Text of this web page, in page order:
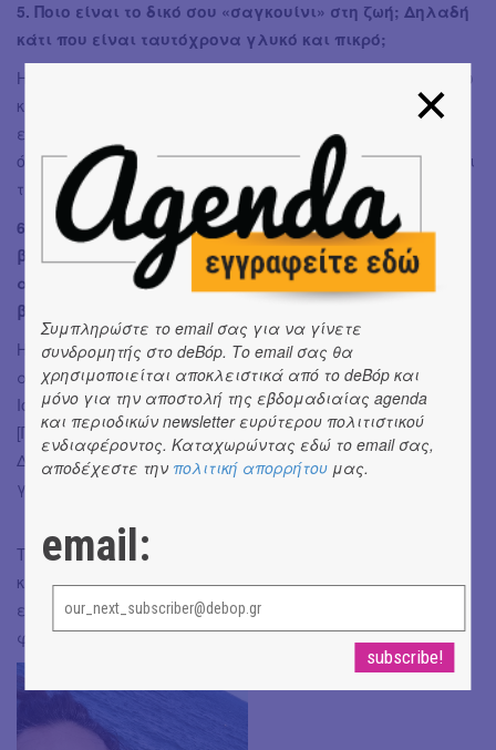
​5. Ποιο είναι το δικό σου «σαγκουίνι» στη ζωή; Δηλαδή
κάτι που είναι ταυτόχρονα γλυκό και πικρό;
​Η ίδια η καθημερινότητα! Το να προσπαθώ να ισορροπήσω
και να ανταπεξέλθω ανάμεσα στους ρόλους της
εργαζόμενης, της μητέρας, της φίλης, αλλά και στο
όνειρό μου και τον στόχο μου να προχωρήσω στο μονοπάτι
της συγγραφής.
6. Έχεις κάποιο πρόγραμμα παρουσιάσεων για το νέο
βιβλίο στα σκαριά; Πού θα σε συναντήσει το
αναγνωστικό κοινό και πώς μπορεί να προμηθευτεί το
βιβλίο σου;
​​Η επόμενη προγραμματισμένη συνάντηση με το
αναγνωστικό κοινό θα γίνει την ερχόμενη Πέμπτη 18
Ιουνίου στις 20:00, στον χώρο των Εκδόσεων Memento
[Πλούτωνος 33 στη Δάφνη, πλησίον μετρό Αγίου
Δημητρίου], όπου σας περιμένω με μεγάλη χαρά να
γνωριστούμε και να τα πούμε από κοντά!
Το «Ροζ Σαγκουίνι» κυκλοφορεί από τις Εκδόσεις Memento
και μπορείτε να το προμηθευτείτε σε όλα τα
ενημερωμένα βιβλιοπωλεία, καθώς και online, όπως
φυσικά και στις μεγάλες αλυσίδες (Public, Ιανός).
Συμπληρώστε το email σας για να γίνετε
συνδρομητής στο deBόp. Το email σας θα
χρησιμοποιείται αποκλειστικά από το deBόp και
μόνο για την αποστολή της εβδομαδιαίας agenda
και περιοδικών newsletter ευρύτερου πολιτιστικού
ενδιαφέροντος. Καταχωρώντας εδώ το email σας,
αποδέχεστε την πολιτική απορρήτου μας.
email: